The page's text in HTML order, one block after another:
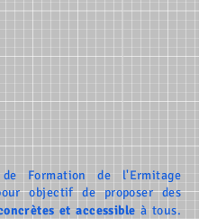
Formation de l'Ermitage
objectif de proposer des
et accessible à tous.